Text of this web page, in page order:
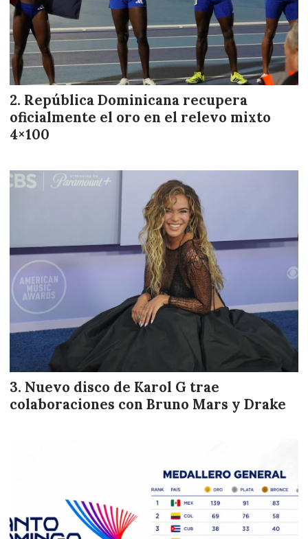
República Dominicana recupera
oficialmente el oro en el relevo mixto
4×100
Nuevo disco de Karol G trae
colaboraciones con Bruno Mars y Drake